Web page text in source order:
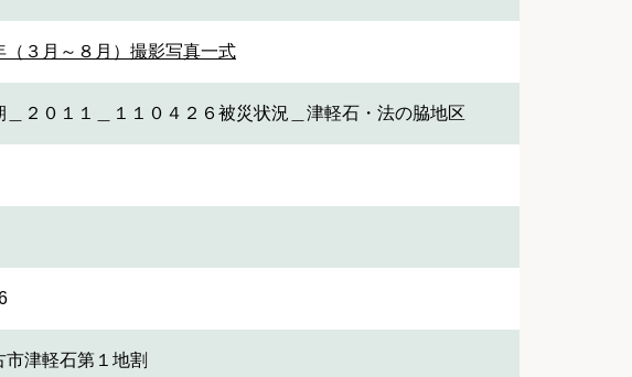
（３月～８月）撮影写真一式
＿２０１１＿１１０４２６被災状況＿津軽石・法の脇地区
市津軽石第１地割